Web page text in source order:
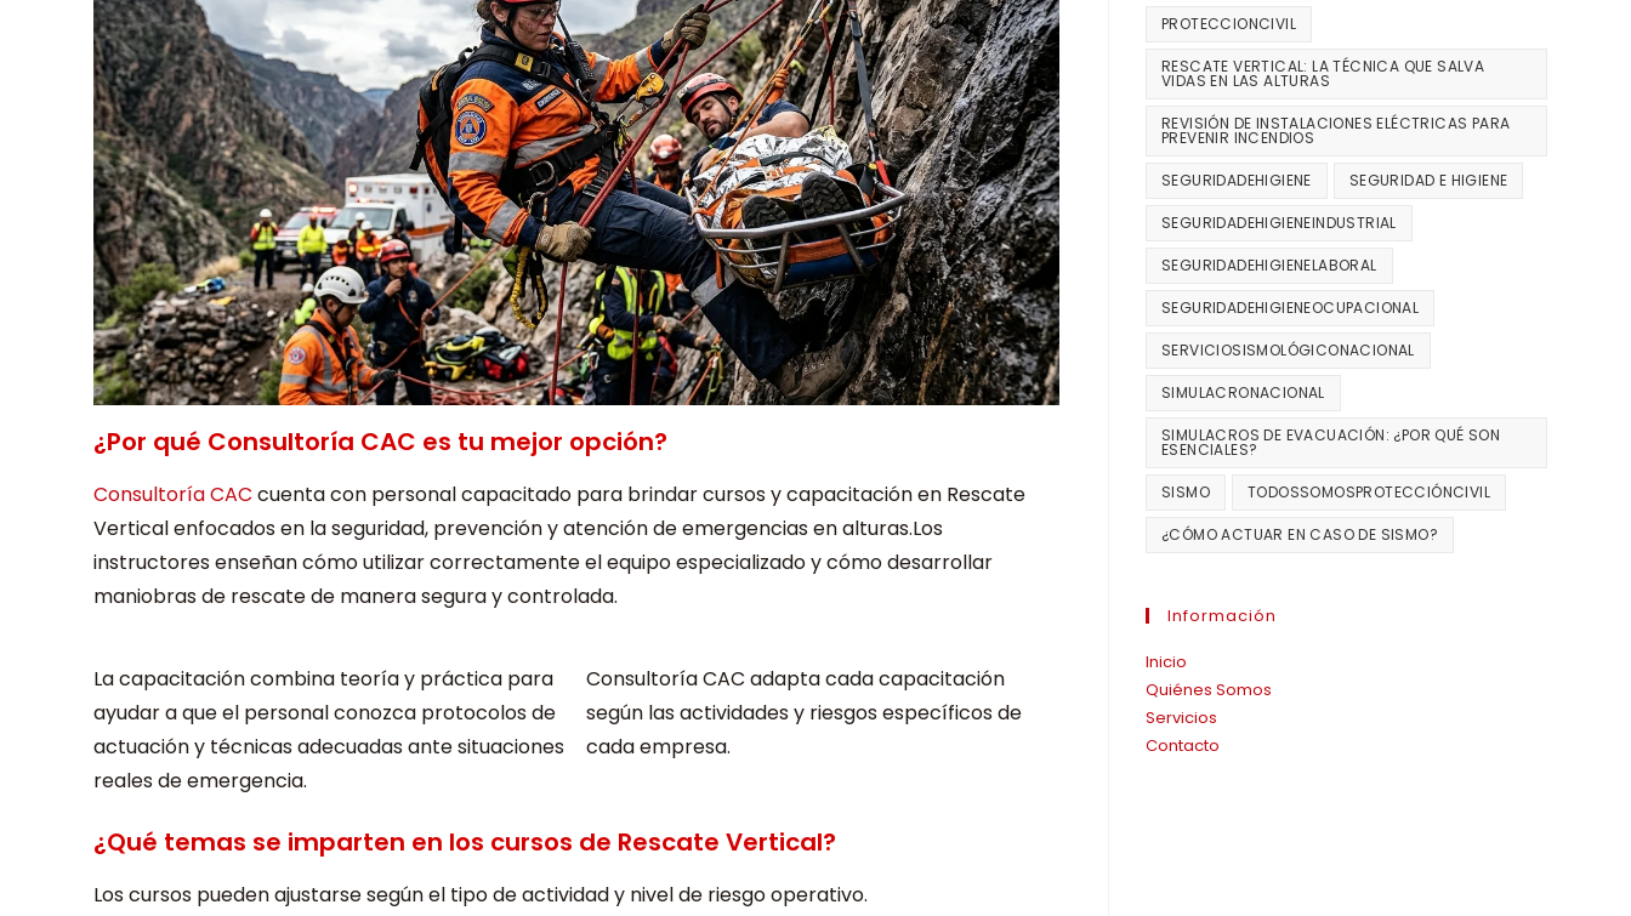
¿Por qué Consultoría CAC es tu mejor opción?
Consultoría CAC cuenta con personal capacitado para brindar cursos y capacitación en Rescate
Vertical enfocados en la seguridad, prevención y atención de emergencias en alturas.Los
instructores enseñan cómo utilizar correctamente el equipo especializado y cómo desarrollar
maniobras de rescate de manera segura y controlada.
La capacitación combina teoría y práctica para
ayudar a que el personal conozca protocolos de
actuación y técnicas adecuadas ante situaciones
reales de emergencia.
Consultoría CAC adapta cada capacitación
según las actividades y riesgos específicos de
cada empresa.
¿Qué temas se imparten en los cursos de Rescate Vertical?
Los cursos pueden ajustarse según el tipo de actividad y nivel de riesgo operativo.
PROTECCIONCIVIL
RESCATE VERTICAL: LA TÉCNICA QUE SALVA
VIDAS EN LAS ALTURAS
REVISIÓN DE INSTALACIONES ELÉCTRICAS PARA
PREVENIR INCENDIOS
SEGURIDADEHIGIENE SEGURIDAD E HIGIENE
SEGURIDADEHIGIENEINDUSTRIAL
SEGURIDADEHIGIENELABORAL
SEGURIDADEHIGIENEOCUPACIONAL
SERVICIOSISMOLÓGICONACIONAL
SIMULACRONACIONAL
SIMULACROS DE EVACUACIÓN: ¿POR QUÉ SON
ESENCIALES?
SISMO TODOSSOMOSPROTECCIÓNCIVIL
¿CÓMO ACTUAR EN CASO DE SISMO?
Información
Inicio
Quiénes Somos
Servicios
Contacto